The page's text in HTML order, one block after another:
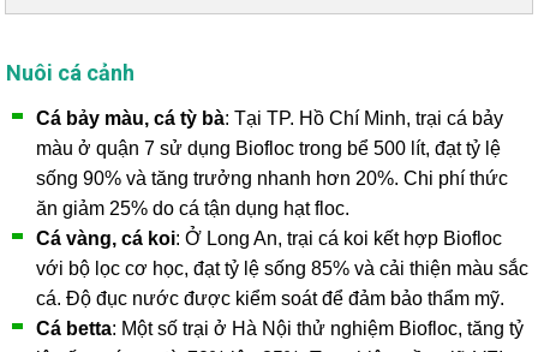
Nuôi cá cảnh
Cá bảy màu, cá tỳ bà: Tại TP. Hồ Chí Minh, trại cá bảy
màu ở quận 7 sử dụng Biofloc trong bể 500 lít, đạt tỷ lệ
sống 90% và tăng trưởng nhanh hơn 20%. Chi phí thức
ăn giảm 25% do cá tận dụng hạt floc.
Cá vàng, cá koi: Ở Long An, trại cá koi kết hợp Biofloc
với bộ lọc cơ học, đạt tỷ lệ sống 85% và cải thiện màu sắc
cá. Độ đục nước được kiểm soát để đảm bảo thẩm mỹ.
Cá betta: Một số trại ở Hà Nội thử nghiệm Biofloc, tăng tỷ